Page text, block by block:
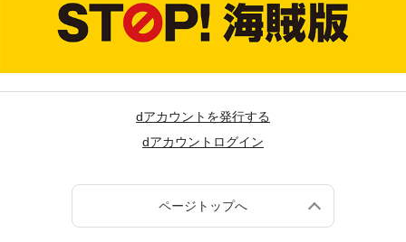
dアカウントを発行する
dアカウントログイン
ページトップへ